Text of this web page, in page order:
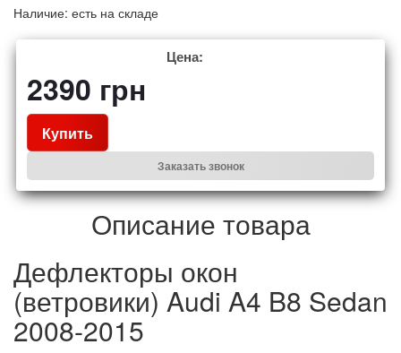
Наличие: есть на складе
Цена:
2390 грн
Купить
Заказать звонок
Описание товара
Дефлекторы окон
(ветровики) Audi A4 B8 Sedan
2008-2015